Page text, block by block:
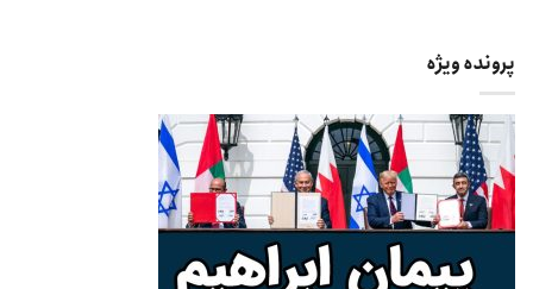
پرونده ویژه